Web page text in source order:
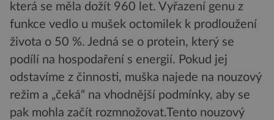
která se měla dožít 960 let. Vyřazení genu z
funkce vedlo u mušek octomilek k prodloužení
života o 50 %. Jedná se o protein, který se
podílí na hospodaření s energií. Pokud jej
odstavíme z činnosti, muška najede na nouzový
režim a „čeká“ na vhodnější podmínky, aby se
pak mohla začít rozmnožovat.Tento nouzový